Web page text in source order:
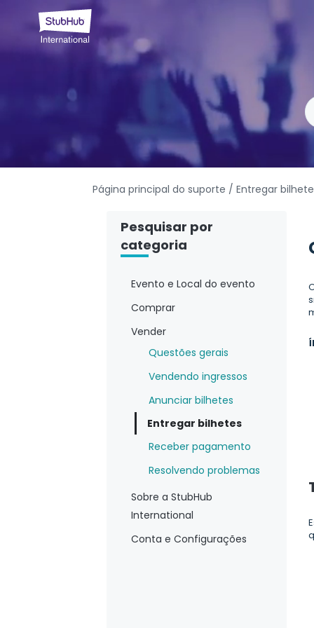
Página principal do suporte / Entregar
Pesquisar por
categoria
Evento e Local do evento
Comprar
Vender
Questões gerais
Vendendo ingressos
Anunciar bilhetes
Entregar bilhetes
Receber pagamento
Resolvendo problemas
Sobre a StubHub
International
Conta e Configurações